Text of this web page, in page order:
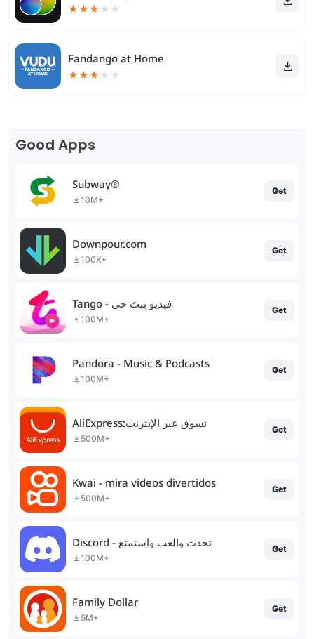
★★★ ★ ★
Fandango at Home
★★★ ★ ★
Good Apps
Subway®
10M+
Get
Downpour.com
100K+
Get
Tango - فيديو ببث حي
100M+
Get
Pandora - Music & Podcasts
100M+
Get
AliExpress:تسوق عبر الإنترنت
500M+
Get
Kwai - mira videos divertidos
500M+
Get
Discord - تحدث والعب واستمتع
100M+
Get
Family Dollar
5M+
Get